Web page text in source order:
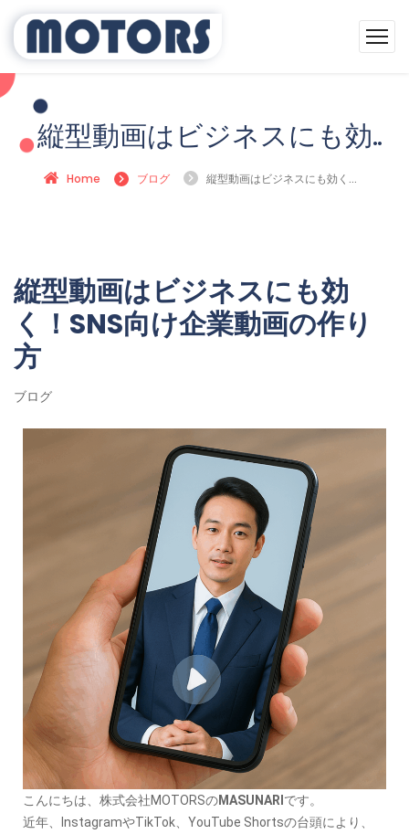
縦型動画はビジネスにも効
く！SNS向け企業動画の作
Home ブログ
縦型動画はビジネスにも効く！
縦型動画はビジネスにも効
く！SNS向け企業動画の作り
方
ブログ
こんにちは、株式会社MOTORSのMASUNARI です。
近年、InstagramやTikTok、YouTube Shortsの台頭により、